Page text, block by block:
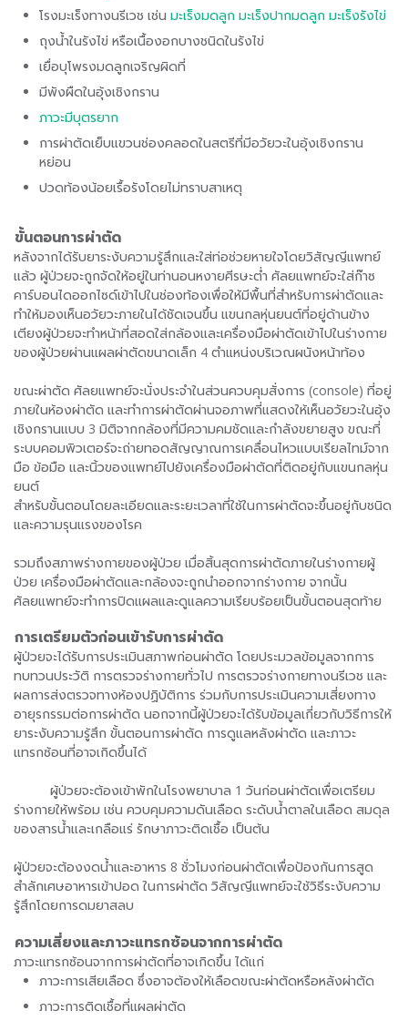
โรงมะเร็งทางนรีเวช เช่น มะเร็งมดลูก มะเร็งปากมดลูก มะเร็งรังไข่
ถุงน้ำในรังไข่ หรือเนื้องอกบางชนิดในรังไข่
เยื่อบุโพรงมดลูกเจริญผิดที่
มีพังผืดในอุ้งเชิงกราน
ภาวะมีบุตรยาก
การผ่าตัดเย็บแขวนช่องคลอดในสตรีที่มีอวัยวะในอุ้งเชิงกราน
หย่อน
ปวดท้องน้อยเรื้อรังโดยไม่ทราบสาเหตุ
ขั้นตอนการผ่าตัด
หลังจากได้รับยาระงับความรู้สึกและใส่ท่อช่วยหายใจโดยวิสัญญีแพทย์
แล้ว ผู้ป่วยจะถูกจัดให้อยู่ในท่านอนหงายศีรษะต่ำ ศัลยแพทย์จะใส่ก๊าซ
คาร์บอนไดออกไซด์เข้าไปในช่องท้องเพื่อให้มีพื้นที่สำหรับการผ่าตัดและ
ทำให้มองเห็นอวัยวะภายในได้ชัดเจนขึ้น แขนกลหุ่นยนต์ที่อยู่ด้านข้าง
เตียงผู้ป่วยจะทำหน้าที่สอดใส่กล้องและเครื่องมือผ่าตัดเข้าไปในร่างกาย
ของผู้ป่วยผ่านแผลผ่าตัดขนาดเล็ก 4 ตำแหน่งบริเวณผนังหน้าท้อง
ขณะผ่าตัด ศัลยแพทย์จะนั่งประจำในส่วนควบคุมสั่งการ (console) ที่อยู่
ภายในห้องผ่าตัด และทำการผ่าตัดผ่านจอภาพที่แสดงให้เห็นอวัยวะในอุ้ง
เชิงกรานแบบ 3 มิติจากกล้องที่มีความคมชัดและกำลังขยายสูง ขณะที่
ระบบคอมพิวเตอร์จะถ่ายทอดสัญญาณการเคลื่อนไหวแบบเรียลไทม์จาก
มือ ข้อมือ และนิ้วของแพทย์ไปยังเครื่องมือผ่าตัดที่ติดอยู่กับแขนกลหุ่น
ยนต์
สำหรับขั้นตอนโดยละเอียดและระยะเวลาที่ใช้ในการผ่าตัดจะขึ้นอยู่กับชนิด
และความรุนแรงของโรค
รวมถึงสภาพร่างกายของผู้ป่วย เมื่อสิ้นสุดการผ่าตัดภายในร่างกายผู้
ป่วย เครื่องมือผ่าตัดและกล้องจะถูกนำออกจากร่างกาย จากนั้น
ศัลยแพทย์จะทำการปิดแผลและดูแลความเรียบร้อยเป็นขั้นตอนสุดท้าย
การเตรียมตัวก่อนเข้ารับการผ่าตัด
ผู้ป่วยจะได้รับการประเมินสภาพก่อนผ่าตัด โดยประมวลข้อมูลจากการ
ทบทวนประวัติ การตรวจร่างกายทั่วไป การตรวจร่างกายทางนรีเวช และ
ผลการส่งตรวจทางห้องปฏิบัติการ ร่วมกับการประเมินความเสี่ยงทาง
อายุรกรรมต่อการผ่าตัด นอกจากนี้ผู้ป่วยจะได้รับข้อมูลเกี่ยวกับวิธีการให้
ยาระงับความรู้สึก ขั้นตอนการผ่าตัด การดูแลหลังผ่าตัด และภาวะ
แทรกซ้อนที่อาจเกิดขึ้นได้
ผู้ป่วยจะต้องเข้าพักในโรงพยาบาล 1 วันก่อนผ่าตัดเพื่อเตรียม
ร่างกายให้พร้อม เช่น ควบคุมความดันเลือด ระดับน้ำตาลในเลือด สมดุล
ของสารน้ำและเกลือแร่ รักษาภาวะติดเชื้อ เป็นต้น
ผู้ป่วยจะต้องงดน้ำและอาหาร 8 ชั่วโมงก่อนผ่าตัดเพื่อป้องกันการสูด
สำลักเศษอาหารเข้าปอด ในการผ่าตัด วิสัญญีแพทย์จะใช้วิธีระงับความ
รู้สึกโดยการดมยาสลบ
ความเสี่ยงและภาวะแทรกซ้อนจากการผ่าตัด
ภาวะแทรกซ้อนจากการผ่าตัดที่อาจเกิดขึ้น ได้แก่
ภาวะการเสียเลือด ซึ่งอาจต้องให้เลือดขณะผ่าตัดหรือหลังผ่าตัด
ภาวะการติดเชื้อที่แผลผ่าตัด